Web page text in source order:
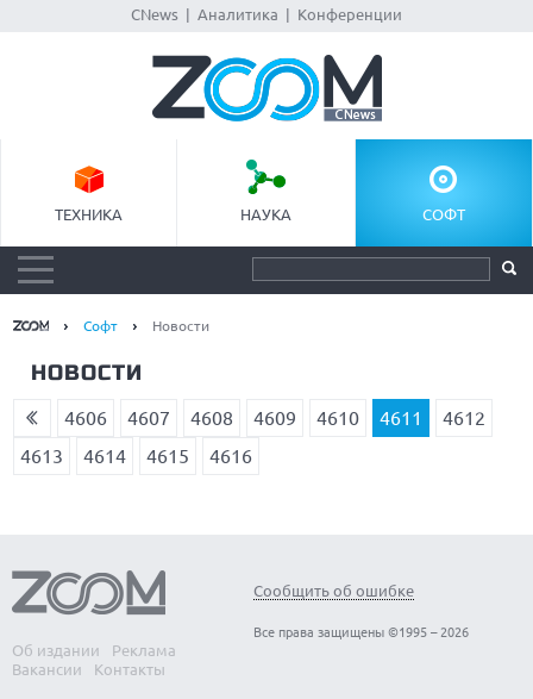
CNews Аналитика Конференции
ТЕХНИКА НАУКА СОФТ
Софт Новости
НОВОСТИ
4606 4607 4608 4609 4610 4611
4612
4613
4614 4615 4616
Об издании
Реклама
Вакансии
Контакты
Сообщить об ошибке
Все права защищены ©1995 – 2026